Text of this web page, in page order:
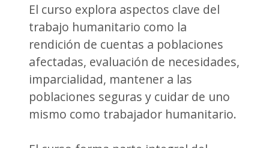
El curso explora aspectos clave del
trabajo humanitario como la
rendición de cuentas a poblaciones
afectadas, evaluación de necesidades,
imparcialidad, mantener a las
poblaciones seguras y cuidar de uno
mismo como trabajador humanitario.